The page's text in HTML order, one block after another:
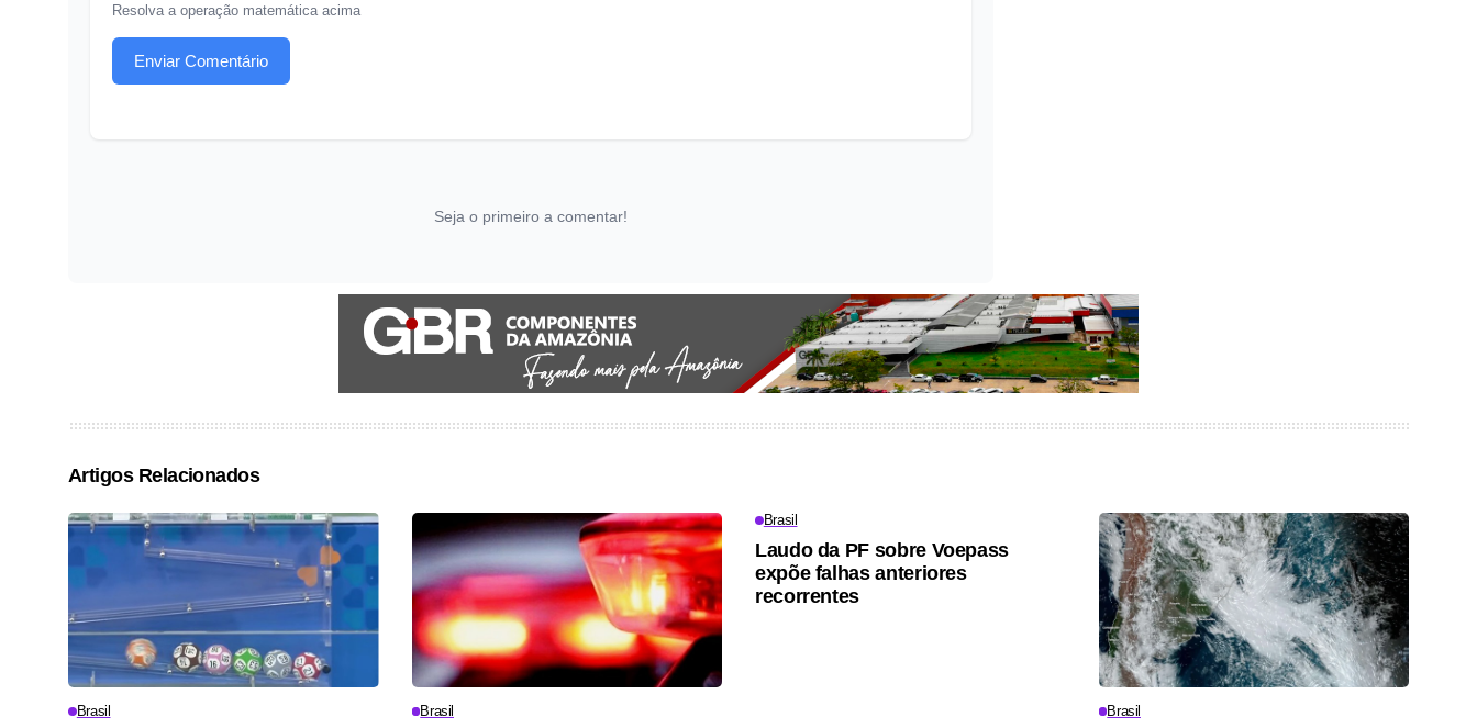
Resolva a operação matemática acima
Enviar Comentário
Seja o primeiro a comentar!
Artigos Relacionados
Brasil Brasil
Brasil
Laudo da PF sobre Voepass
expõe falhas anteriores
recorrentes
Brasil